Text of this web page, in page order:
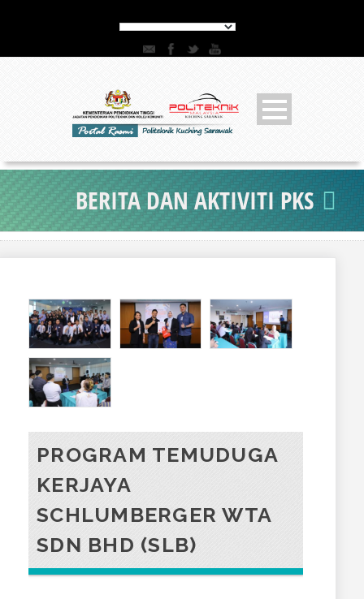
BERITA DAN AKTIVITI PKS
PROGRAM TEMUDUGA
KERJAYA
SCHLUMBERGER WTA
SDN BHD (SLB)